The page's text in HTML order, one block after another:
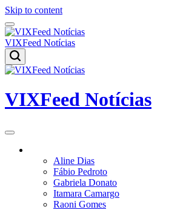
Skip to content
VIXFeed Notícias
VIXFeed Notícias
Aline Dias
Fábio Pedroto
Gabriela Donato
Itamara Camargo
Raoni Gomes